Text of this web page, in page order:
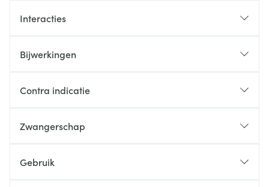
Interacties
Bijwerkingen
Contra indicatie
Zwangerschap
Gebruik